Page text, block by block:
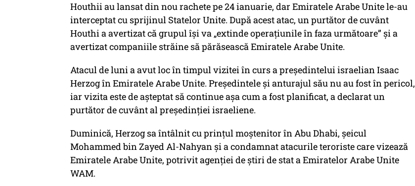
Houthii au lansat din nou rachete pe 24 ianuarie, dar Emiratele Arabe Unite le-au
interceptat cu sprijinul Statelor Unite. După acest atac, un purtător de cuvânt
Houthi a avertizat că grupul își va „extinde operațiunile în faza următoare” și a
avertizat companiile străine să părăsească Emiratele Arabe Unite.
Atacul de luni a avut loc în timpul vizitei în curs a președintelui israelian Isaac
Herzog în Emiratele Arabe Unite. Președintele și anturajul său nu au fost în pericol,
iar vizita este de așteptat să continue așa cum a fost planificat, a declarat un
purtător de cuvânt al președinției israeliene.
Duminică, Herzog sa întâlnit cu prințul moștenitor în Abu Dhabi, șeicul
Mohammed bin Zayed Al-Nahyan și a condamnat atacurile teroriste care vizează
Emiratele Arabe Unite, potrivit agenției de știri de stat a Emiratelor Arabe Unite
WAM.